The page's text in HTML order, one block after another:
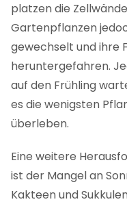
platzen die
Gartenpflanzen
gewechselt und ihre
heruntergefahren.
auf den Frühling
es die wenigsten
überleben.
Eine weitere
ist der Mangel an
Kakteen und